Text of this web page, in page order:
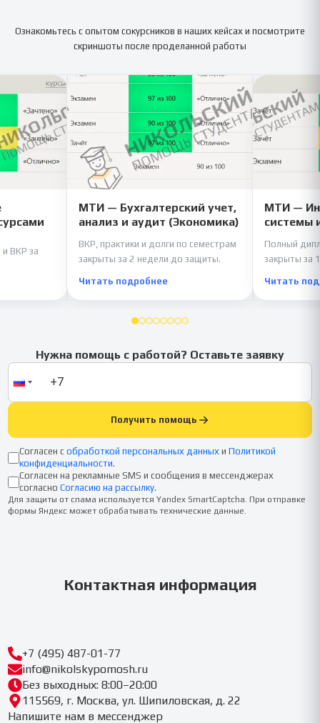
Ознакомьтесь с опытом сокурсников в наших кейсах и посмотрите
скриншоты после проделанной работы
и ВКР за
МТИ — Бухгалтерский учет,
анализ и аудит (Экономика)
ВКР, практики и долги по семестрам
закрыты за 2 недели до защиты.
Читать подробнее
МТИ —
системы
Полный
закрыты за
Читать
Нужна помощь с работой? Оставьте заявку
Получить помощь
Согласен с обработкой персональных данных и Политикой
конфиденциальности.
Согласен на рекламные SMS и сообщения в мессенджерах
согласно Согласию на рассылку.
Для защиты от спама используется Yandex SmartCaptcha. При отправке
формы Яндекс может обрабатывать технические данные.
Контактная информация
+7 (495) 487-01-77
info@nikolskypomosh.ru
Без выходных: 8:00–20:00
115569, г. Москва, ул. Шипиловская, д. 22
Напишите нам в мессенджер